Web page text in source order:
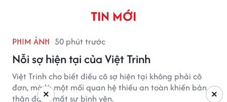
TIN MỚI
PHIM ẢNH 50 phút trước
Nỗi sợ hiện tại của Việt Trinh
Việt Trinh cho biết điều cô sợ hiện tại không phải cô
đơn, mà là một mối quan hệ thiếu an toàn khiến bản
thân đánh mất sự bình yên.
×
×